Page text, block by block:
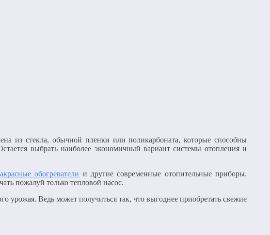
из стекла, обычной пленки или поликарбоната, которые способны
выбрать наиболее экономичный вариант системы отопления и
обогреватели и другие современные отопительные приборы.
пожалуй только тепловой насос.
урожая. Ведь может получиться так, что выгоднее приобретать свежие